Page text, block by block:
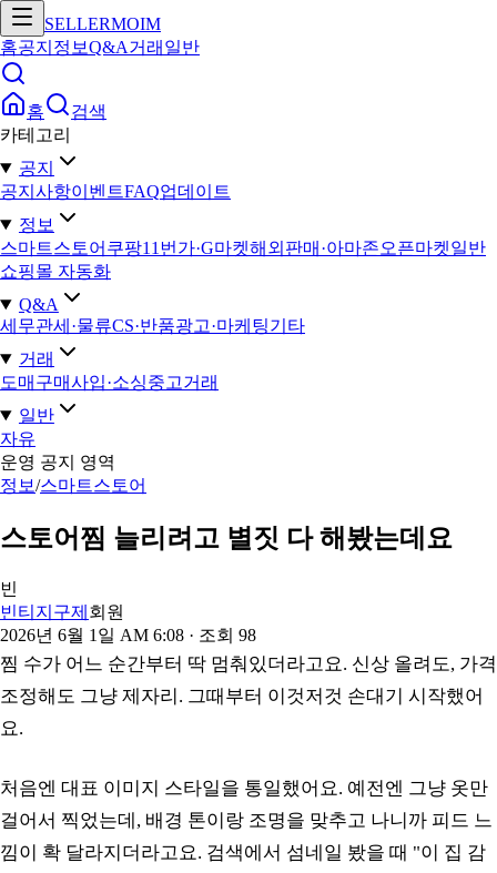
SELLERMOIM
홈공지 정보Q&A거래 일반
홈
검색
카테고리
공지
공지사항이벤트FAQ업데이트
정보
스마트스토어 쿠팡11번가·G마켓해외판매·아마존오픈마켓일반
쇼핑몰 자동화
Q&A
세무관세·물류CS·반품광고·마케팅기타
거래
도매구매사입·소싱중고거래
일반
자유
운영 공지 영역
정보/스마트스토어
스토어찜 늘리려고 별짓 다 해봤는데요
빈
빈티지구제 회원
2026년 6월 1일 AM 6:08 · 조회 98
찜 수가 어느 순간부터 딱 멈춰있더라고요. 신상 올려도, 가격
조정해도 그냥 제자리. 그때부터 이것저것 손대기 시작했어
요.
처음엔 대표 이미지 스타일을 통일했어요. 예전엔 그냥 옷만
걸어서 찍었는데, 배경 톤이랑 조명을 맞추고 나니까 피드 느
낌이 확 달라지더라고요. 검색에서 섬네일 봤을 때 "이 집 감